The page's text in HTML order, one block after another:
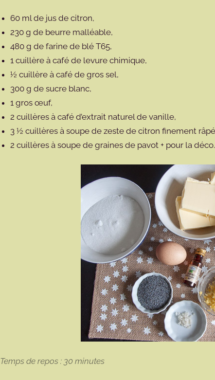
60 ml de jus de citron,
230 g de beurre malléable,
480 g de farine de blé T65,
1 cuillère à café de levure chimique,
½ cuillère à café de gros sel,
300 g de sucre blanc,
1 gros œuf,
2 cuillères à café d’extrait naturel de vanille,
3 ½ cuillères à soupe de zeste de citron finement
2 cuillères à soupe de graines de pavot + pour la déco.
Temps de repos : 30 minutes